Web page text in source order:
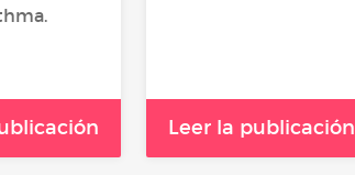
Leer la publicación